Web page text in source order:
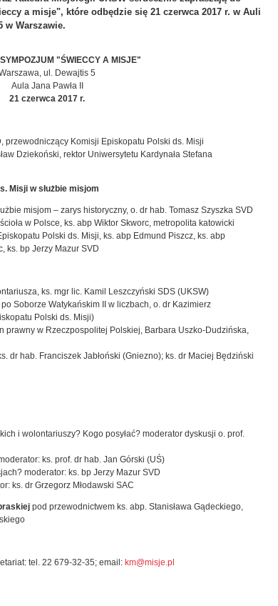
a misje", które odbędzie się 21 czerwca 2017 r. w Auli
w Warszawie.
"ŚWIECCY A MISJE"
ul. Dewajtis 5
Aula Jana Pawła II
21 czerwca 2017 r.
przewodniczący Komisji Episkopatu Polski ds. Misji
Dziekoński, rektor Uniwersytetu Kardynała Stefana
Misji w służbie misjom
misjom – zarys historyczny, o. dr hab. Tomasz Szyszka SVD
w Polsce, ks. abp Wiktor Skworc, metropolita katowicki
Polski ds. Misji, ks. abp Edmund Piszcz, ks. abp
ks. bp Jerzy Mazur SVD
ks. mgr lic. Kamil Leszczyński SDS (UKSW)
Soborze Watykańskim II w liczbach, o. dr Kazimierz
Polski ds. Misji)
prawny w Rzeczpospolitej Polskiej, Barbara Uszko-Dudzińska,
dr hab. Franciszek Jabłoński (Gniezno); ks. dr Maciej Będziński
i wolontariuszy? Kogo posyłać? moderator dyskusji o. prof.
ks. prof. dr hab. Jan Górski (UŚ)
moderator: ks. bp Jerzy Mazur SVD
ks. dr Grzegorz Młodawski SAC
pod przewodnictwem ks. abp. Stanisława Gądeckiego,
tel. 22 679-32-35; email: km@misje.pl